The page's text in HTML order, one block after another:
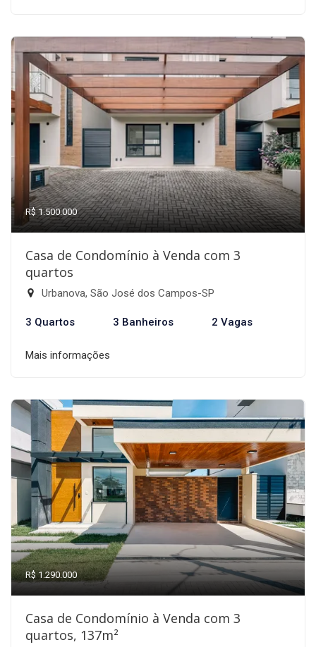
R$ 1.500.000
Casa de Condomínio à Venda com 3
quartos
Urbanova, São José dos Campos-SP
3 Quartos 3 Banheiros 2 Vagas
Mais informações
R$ 1.290.000
Casa de Condomínio à Venda com 3
quartos, 137m²